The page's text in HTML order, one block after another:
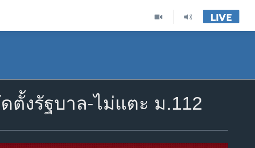
LIVE
ดตั้งรัฐบาล-ไม่แตะ ม.112